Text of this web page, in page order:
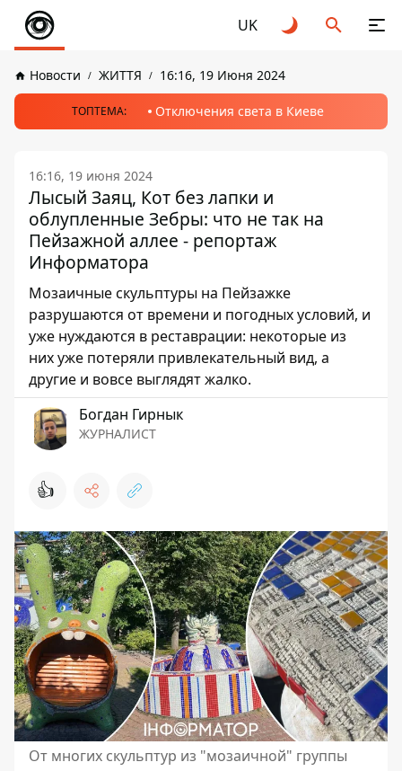
UK
Новости ЖИТТЯ 16:16, 19 Июня 2024
ТОПТЕМА: Отключения света в Киеве
16:16, 19 июня 2024
Лысый Заяц, Кот без лапки и
облупленные Зебры: что не так на
Пейзажной аллее - репортаж
Информатора
Мозаичные скульптуры на Пейзажке
разрушаются от времени и погодных условий, и
уже нуждаются в реставрации: некоторые из
них уже потеряли привлекательный вид, а
другие и вовсе выглядят жалко.
Богдан Гирнык
ЖУРНАЛИСТ
👍
От многих скульптур из "мозаичной" группы